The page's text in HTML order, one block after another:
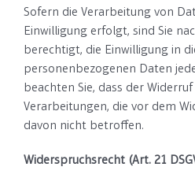
Sofern die Verarbeitung von
Einwilligung erfolgt, sind Sie
berechtigt, die Einwilligung in
personenbezogenen Daten
beachten Sie, dass der
Verarbeitungen, die vor dem
davon nicht betroffen.
Widerspruchsrecht (Art. 21